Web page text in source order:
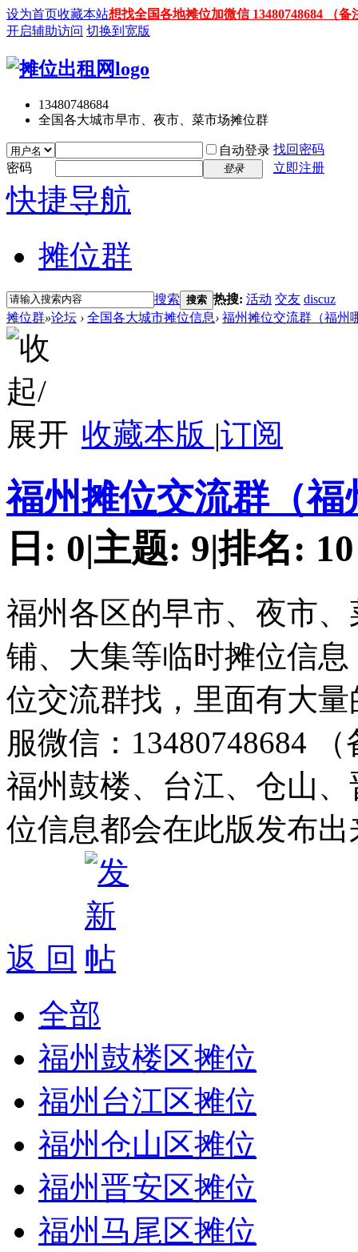
设为首页收藏本站想找全国各地摊位加微信 13480748684 （
开启辅助访问 切换到宽版
13480748684
全国各大城市早市、夜市、菜市场摊位群
自动登录 找回密码
密码
登录 立即注册
快捷导航
摊位群
搜索 搜索 热搜: 活动 交友 discuz
摊位群»论坛 › 全国各大城市摊位信息› 福州摊位交流群（福州
收藏本版 |订阅
福州摊位交流群（
日: 0|主题: 9|排名: 10
福州各区的早市、夜市
铺、大集等临时摊位信
位交流群找，里面有大
服微信：13480748684
福州鼓楼、台江、仓山
位信息都会在此版发布出
返 回
全部
福州鼓楼区摊位
福州台江区摊位
福州仓山区摊位
福州晋安区摊位
福州马尾区摊位